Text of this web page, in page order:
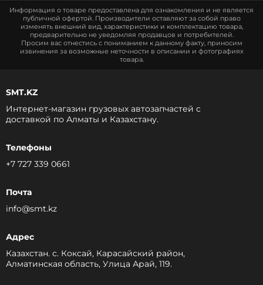
Информация о товаре предоставлена для ознакомления и не является
публичной офертой. Производители оставляют за собой право
изменять внешний вид, характеристики и комплектацию товара,
предварительно не уведомляя продавцов и потребителей.
Просим вас отнестись с пониманием к данному факту, приносим
извинения за возможные неточности в описании и фотографиях
товара.
SMT.KZ
Интернет-магазин грузовых автозапчастей c
доставкой по Алматы и Казахстану.
Телефоны
+7 727 339 0661
Почта
info@smt.kz
Адрес
Казахстан. с. Коксай, Карасайский район,
Алматинская область, Улица Арай, 119.